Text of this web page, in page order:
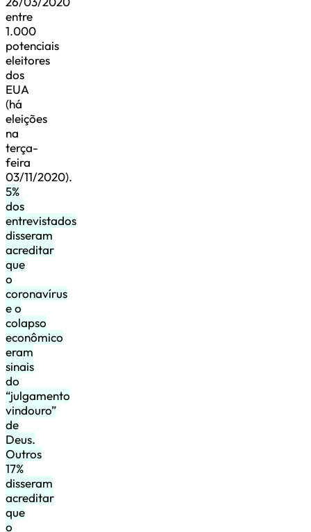
entre
1.000
potenciais
eleitores
dos
EUA
(há
eleições
na
terça-
feira
03/11/2020).
5%
dos
entrevistados
disseram
acreditar
que
o
coronavírus
e o
colapso
econômico
eram
sinais
do
“julgamento
vindouro”
de
Deus.
Outros
17%
disseram
acreditar
que
o